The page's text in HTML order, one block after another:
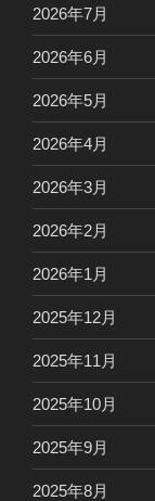
2026年7月
2026年6月
2026年5月
2026年4月
2026年3月
2026年2月
2026年1月
2025年12月
2025年11月
2025年10月
2025年9月
2025年8月